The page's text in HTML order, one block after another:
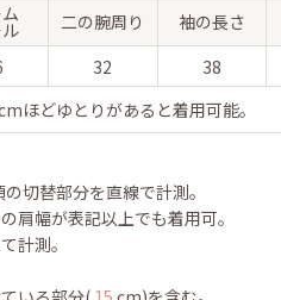
二の腕周り 袖の長さ
32 38
ほどゆとりがあると着用可能。
切替部分を直線で計測。
肩幅が表記以上でも着用可。
計測。